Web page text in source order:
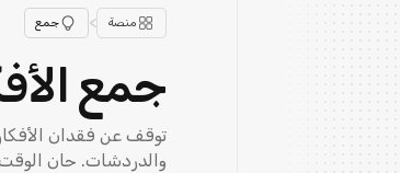
منصة > جمع
جمع
توقف عن فقدان
والدردشات. حان